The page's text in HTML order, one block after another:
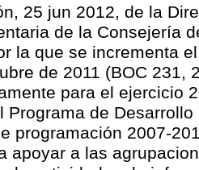
25 jun 2012, de la
de la Consejería
la que se incrementa
de 2011 (BOC 231,
para el ejercicio
Programa de
programación 2007-
apoyar a las